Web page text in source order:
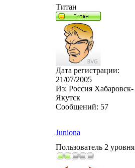
Титан
Дата регистрации:
21/07/2005
Из: Россия Хабаровск-
Якутск
Сообщений: 57
Juniona
Пользователь 2 уровня